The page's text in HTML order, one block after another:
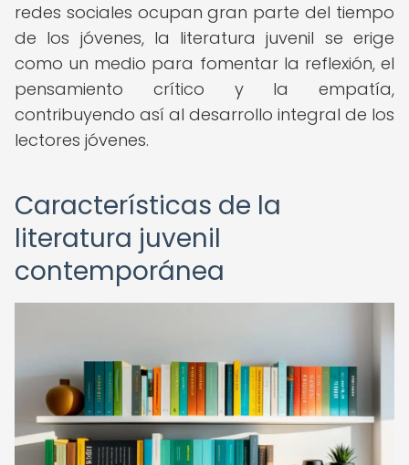
redes sociales ocupan gran parte del tiempo
de los jóvenes, la literatura juvenil se erige
como un medio para fomentar la reflexión, el
pensamiento crítico y la empatía,
contribuyendo así al desarrollo integral de los
lectores jóvenes.
Características de la
literatura juvenil
contemporánea